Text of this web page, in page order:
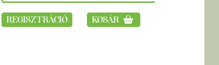
REGISZTRÁCIÓ KOSÁR